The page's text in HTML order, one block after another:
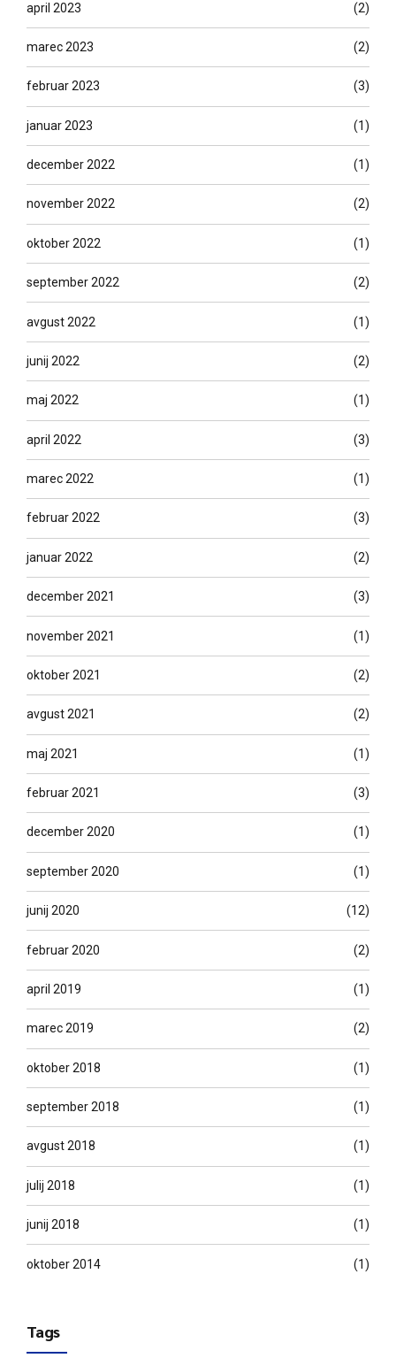
april 2023 (2)
marec 2023 (2)
februar 2023 (3)
januar 2023 (1)
december 2022 (1)
november 2022 (2)
oktober 2022 (1)
september 2022 (2)
avgust 2022 (1)
junij 2022 (2)
maj 2022 (1)
april 2022 (3)
marec 2022 (1)
februar 2022 (3)
januar 2022 (2)
december 2021 (3)
november 2021 (1)
oktober 2021 (2)
avgust 2021 (2)
maj 2021 (1)
februar 2021 (3)
december 2020 (1)
september 2020 (1)
junij 2020 (12)
februar 2020 (2)
april 2019 (1)
marec 2019 (2)
oktober 2018 (1)
september 2018 (1)
avgust 2018 (1)
julij 2018 (1)
junij 2018 (1)
oktober 2014 (1)
Tags